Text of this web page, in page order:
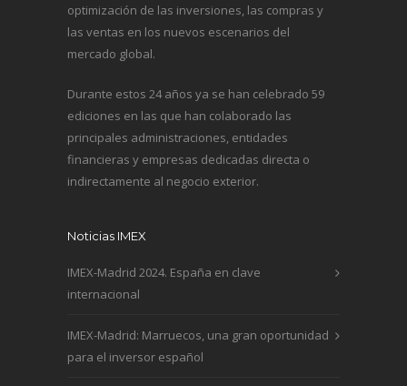
optimización de las inversiones, las compras y
las ventas en los nuevos escenarios del
mercado global.
Durante estos 24 años ya se han celebrado 59
ediciones en las que han colaborado las
principales administraciones, entidades
financieras y empresas dedicadas directa o
indirectamente al negocio exterior.
Noticias IMEX
IMEX-Madrid 2024. España en clave
internacional
IMEX-Madrid: Marruecos, una gran oportunidad
para el inversor español